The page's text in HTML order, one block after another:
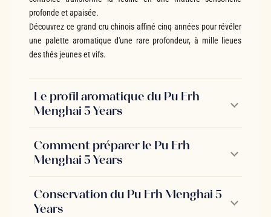
profonde et apaisée.
Découvrez ce grand cru chinois affiné cinq années pour révéler
une palette aromatique d'une rare profondeur, à mille lieues
des thés jeunes et vifs.
Le profil aromatique du Pu Erh
Menghai 5 Years
Comment préparer le Pu Erh
Menghai 5 Years
Conservation du Pu Erh Menghai 5
Years